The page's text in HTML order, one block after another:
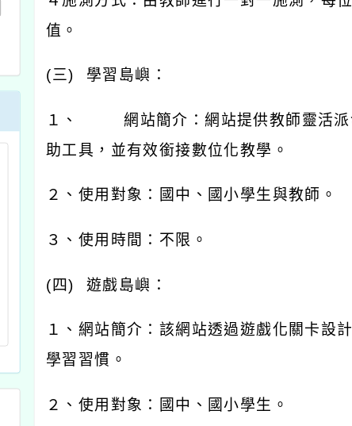
值。
(三) 學習島嶼：
１、
網站簡介：網站提供教師靈活
助工具，並有效銜接數位化教學。
２、使用對象：國中、國小學生與教師。
３、使用時間：不限。
( 四) 遊戲島嶼：
１、網站簡介：該網站透過遊戲化關卡設
學習習慣。
２、使用對象：國中、國小學生。